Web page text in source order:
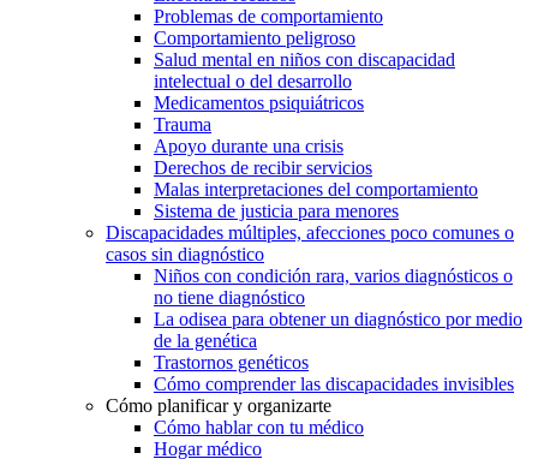
Problemas de comportamiento
Comportamiento peligroso
Salud mental en niños con discapacidad
intelectual o del desarrollo
Medicamentos psiquiátricos
Trauma
Apoyo durante una crisis
Derechos de recibir servicios
Malas interpretaciones del comportamiento
Sistema de justicia para menores
Discapacidades múltiples, afecciones poco comunes o
casos sin diagnóstico
Niños con condición rara, varios diagnósticos o
no tiene diagnóstico
La odisea para obtener un diagnóstico por medio
de la genética
Trastornos genéticos
Cómo comprender las discapacidades invisibles
Cómo planificar y organizarte
Cómo hablar con tu médico
Hogar médico